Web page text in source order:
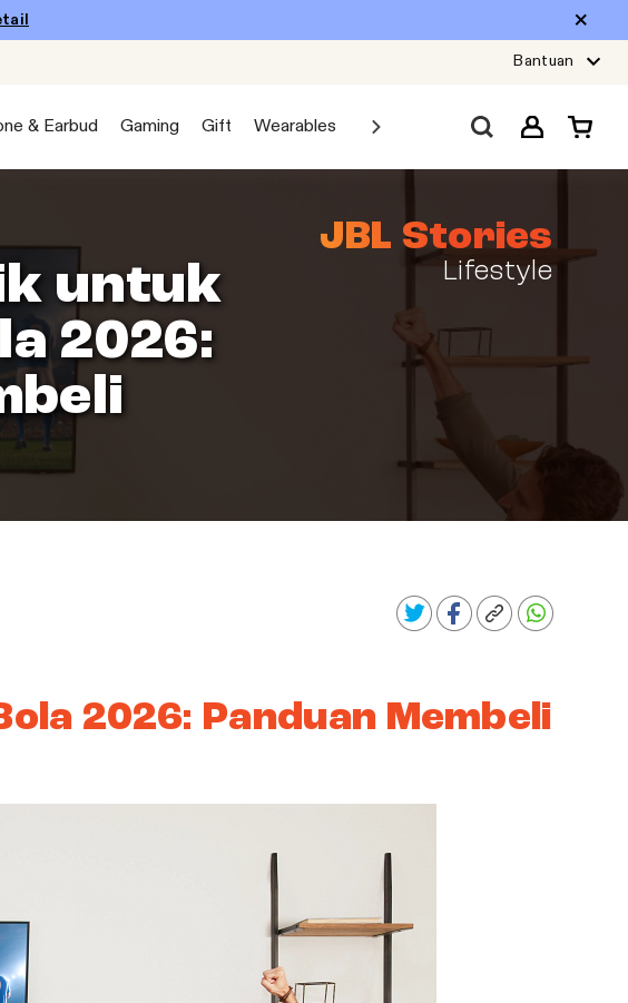
Bantuan
& Earbud Gaming Gift Wearables Sale Car Audio Explore JBL
JBL Stories
Lifestyle
untuk
2026:
2026: Panduan Membeli